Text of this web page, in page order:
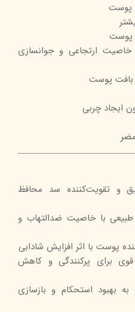
پوست
پوست
ارتجاعی و جوانسازی
بافت پوست
ایجاد چربی
و تقویت‌کننده سد محافظ
طبیعی با خاصیت ضدالتهاب و
پوست با اثر افزایش شادابی
قوی برای پرکنندگی و کاهش
بهبود استحکام و بازسازی